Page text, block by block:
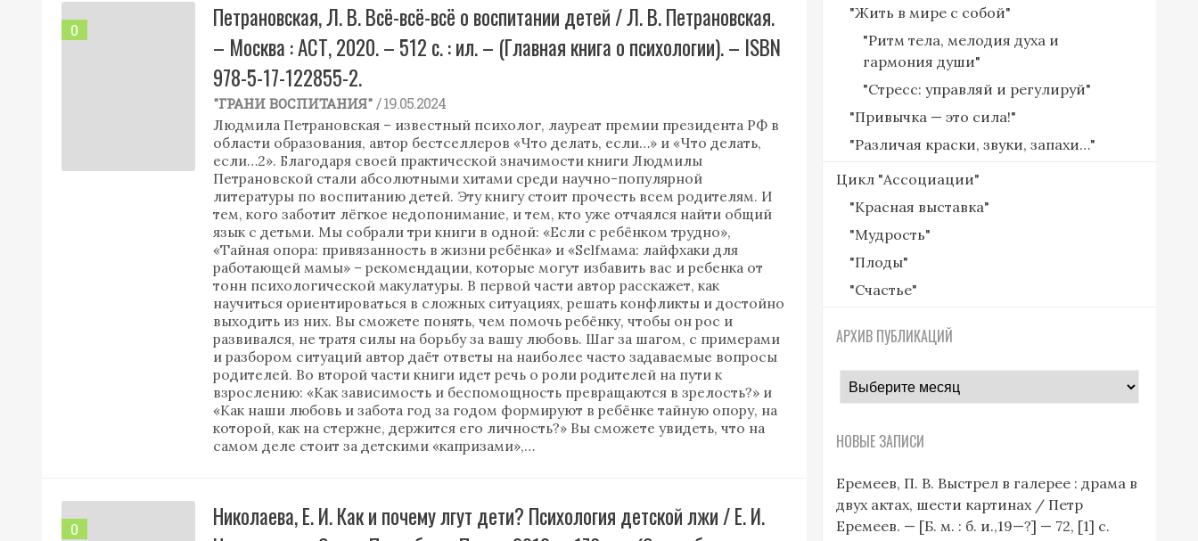
0
Петрановская, Л. В. Всё-всё-всё о воспитании детей / Л. В. Петрановская.
– Москва : АСТ, 2020. – 512 с. : ил. – (Главная книга о психологии). – ISBN
978-5-17-122855-2.
"ГРАНИ ВОСПИТАНИЯ" / 19.05.2024
Людмила Петрановская – известный психолог, лауреат премии президента РФ в
области образования, автор бестселлеров «Что делать, если…» и «Что делать,
если…2». Благодаря своей практической значимости книги Людмилы
Петрановской стали абсолютными хитами среди научно-популярной
литературы по воспитанию детей. Эту книгу стоит прочесть всем родителям. И
тем, кого заботит лёгкое недопонимание, и тем, кто уже отчаялся найти общий
язык с детьми. Мы собрали три книги в одной: «Если с ребёнком трудно»,
«Тайная опора: привязанность в жизни ребёнка» и «Selfмама: лайфхаки для
работающей мамы» – рекомендации, которые могут избавить вас и ребенка от
тонн психологической макулатуры. В первой части автор расскажет, как
научиться ориентироваться в сложных ситуациях, решать конфликты и достойно
выходить из них. Вы сможете понять, чем помочь ребёнку, чтобы он рос и
развивался, не тратя силы на борьбу за вашу любовь. Шаг за шагом, с примерами
и разбором ситуаций автор даёт ответы на наиболее часто задаваемые вопросы
родителей. Во второй части книги идет речь о роли родителей на пути к
взрослению: «Как зависимость и беспомощность превращаются в зрелость?» и
«Как наши любовь и забота год за годом формируют в ребёнке тайную опору, на
которой, как на стержне, держится его личность?» Вы сможете увидеть, что на
самом деле стоит за детскими «капризами»,…
0
Николаева, Е. И. Как и почему лгут дети? Психология детской лжи / Е. И.
"Жить в мире с собой"
"Ритм тела, мелодия духа и
гармония души"
"Стресс: управляй и регулируй"
"Привычка — это сила!"
"Различая краски, звуки, запахи…"
Цикл "Ассоциации"
"Красная выставка"
"Мудрость"
"Плоды"
"Счастье"
АРХИВ ПУБЛИКАЦИЙ
архив
публикаций
НОВЫЕ ЗАПИСИ
Еремеев, П. В. Выстрел в галерее : драма в
двух актах, шести картинах / Петр
Еремеев. — [Б. м. : б. и.,19—?] — 72, [1] с.